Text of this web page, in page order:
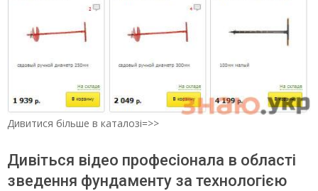
Дивитися більше в каталозі=>>
Дивіться відео професіонала в області
зведення фундаменту за технологією